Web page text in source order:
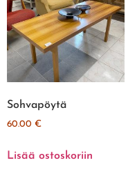
Sohvapöytä
60.00 €
Lisää ostoskoriin